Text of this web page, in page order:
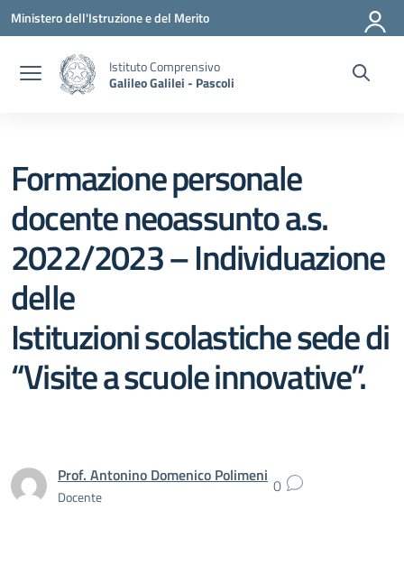
Vai ai contenuti
Vai al menu di navigazione
Vai al footer
Ministero dell'Istruzione e del Merito
Istituto Comprensivo
Galileo Galilei - Pascoli
Formazione personale
docente neoassunto a.s.
2022/2023 – Individuazione
delle
Istituzioni scolastiche sede di
“Visite a scuole innovative”.
Prof. Antonino Domenico Polimeni
Docente 0